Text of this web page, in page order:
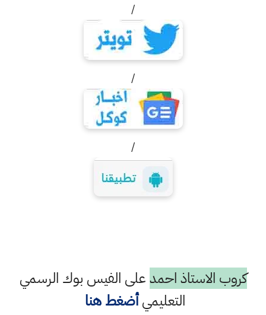
/
/
/
كروب الاستاذ احمدعلى الفيس بوك الرسمي
التعليميأضغط هنا